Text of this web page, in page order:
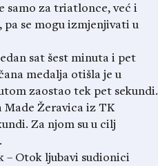
samo za triatlonce, već i
se mogu izmjenjivati u
sat šest minuta i pet
medalja otišla je u
zaostao tek pet sekundi.
Žeravica iz TK
Za njom su u cilj
– Otok ljubavi sudionici